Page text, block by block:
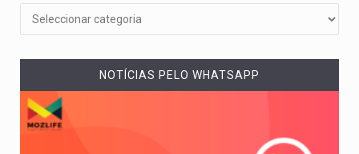
NOTÍCIAS PELO WHATSAPP